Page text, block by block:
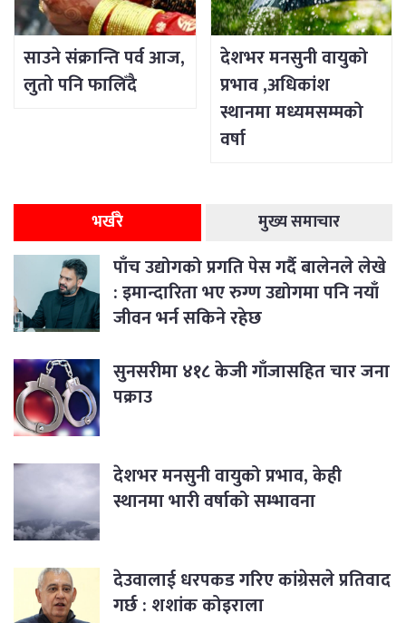
साउने संक्रान्ति पर्व आज,
लुतो पनि फालिँदै
देशभर मनसुनी वायुको
प्रभाव ,अधिकांश
स्थानमा मध्यमसम्मको
वर्षा
भर्खरै मुख्य समाचार
पाँच उद्योगको प्रगति पेस गर्दै बालेनले लेखे
: इमान्दारिता भए रुग्ण उद्योगमा पनि नयाँ
जीवन भर्न सकिने रहेछ
सुनसरीमा ४१८ केजी गाँजासहित चार जना
पक्राउ
देशभर मनसुनी वायुको प्रभाव, केही
स्थानमा भारी वर्षाको सम्भावना
देउवालाई धरपकड गरिए कांग्रेसले प्रतिवाद
गर्छ : शशांक कोइराला